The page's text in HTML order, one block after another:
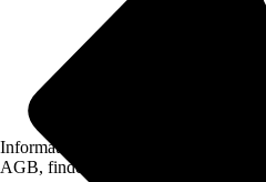
Informationen des Verkäufers, wie z.
AGB, finden Sie bei Klick auf den